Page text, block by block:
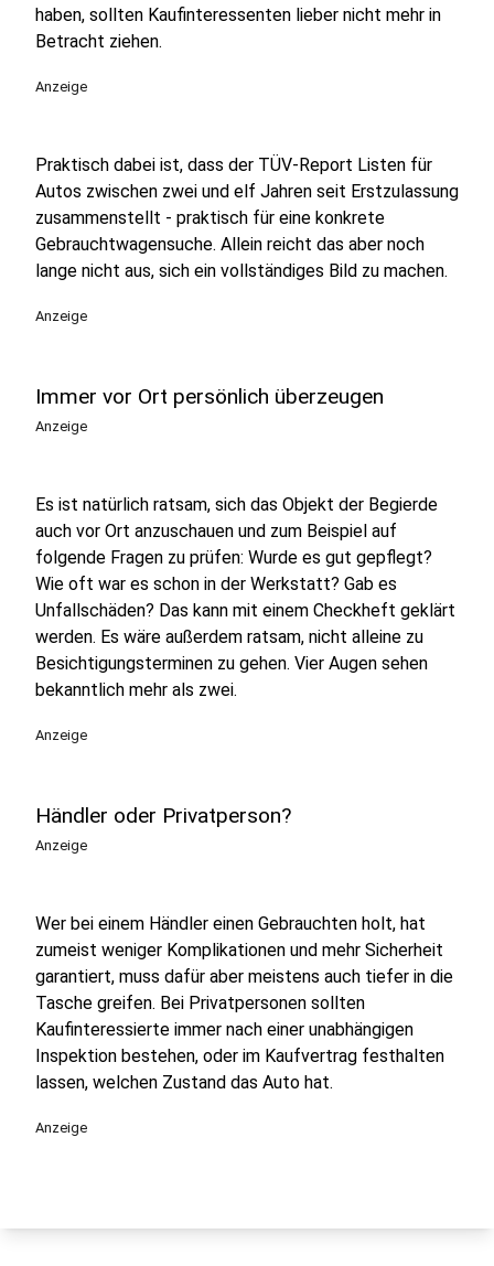
haben, sollten Kaufinteressenten lieber nicht mehr in
Betracht ziehen.
Anzeige
Praktisch dabei ist, dass der TÜV-Report Listen für
Autos zwischen zwei und elf Jahren seit Erstzulassung
zusammenstellt - praktisch für eine konkrete
Gebrauchtwagensuche. Allein reicht das aber noch
lange nicht aus, sich ein vollständiges Bild zu machen.
Anzeige
Immer vor Ort persönlich überzeugen
Anzeige
Es ist natürlich ratsam, sich das Objekt der Begierde
auch vor Ort anzuschauen und zum Beispiel auf
folgende Fragen zu prüfen: Wurde es gut gepflegt?
Wie oft war es schon in der Werkstatt? Gab es
Unfallschäden? Das kann mit einem Checkheft geklärt
werden. Es wäre außerdem ratsam, nicht alleine zu
Besichtigungsterminen zu gehen. Vier Augen sehen
bekanntlich mehr als zwei.
Anzeige
Händler oder Privatperson?
Anzeige
Wer bei einem Händler einen Gebrauchten holt, hat
zumeist weniger Komplikationen und mehr Sicherheit
garantiert, muss dafür aber meistens auch tiefer in die
Tasche greifen. Bei Privatpersonen sollten
Kaufinteressierte immer nach einer unabhängigen
Inspektion bestehen, oder im Kaufvertrag festhalten
lassen, welchen Zustand das Auto hat.
Anzeige